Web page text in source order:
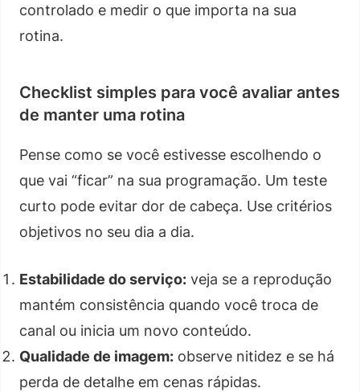
controlado e medir o que importa na sua
rotina.
Checklist simples para você avaliar antes
de manter uma rotina
Pense como se você estivesse escolhendo o
que vai “ficar” na sua programação. Um teste
curto pode evitar dor de cabeça. Use critérios
objetivos no seu dia a dia.
Estabilidade do serviço: veja se a reprodução
mantém consistência quando você troca de
canal ou inicia um novo conteúdo.
Qualidade de imagem: observe nitidez e se há
perda de detalhe em cenas rápidas.